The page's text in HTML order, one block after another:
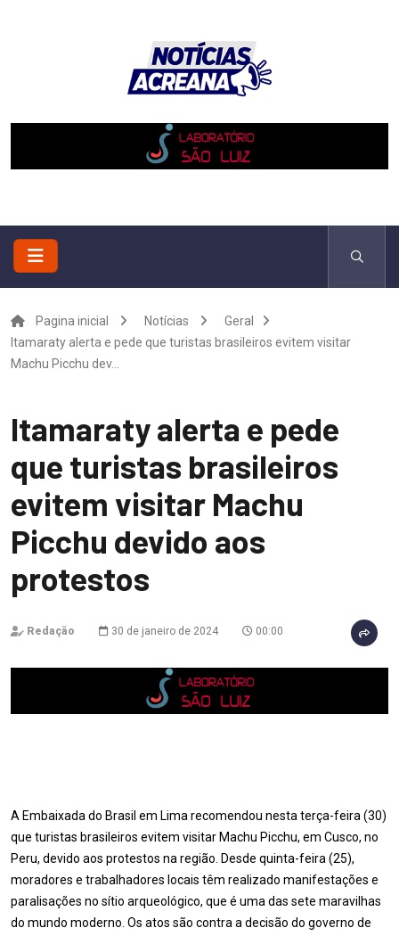
Pagina inicial Notícias
Geral
Itamaraty alerta e pede que turistas brasileiros evitem visitar
Machu Picchu dev...
Itamaraty alerta e pede
que turistas brasileiros
evitem visitar Machu
Picchu devido aos
protestos
Redação 30 de janeiro de 2024 00:00
A Embaixada do Brasil em Lima recomendou nesta terça-feira (30)
que turistas brasileiros evitem visitar Machu Picchu, em Cusco, no
Peru, devido aos protestos na região. Desde quinta-feira (25),
moradores e trabalhadores locais têm realizado manifestações e
paralisações no sítio arqueológico, que é uma das sete maravilhas
do mundo moderno. Os atos são contra a decisão do governo de